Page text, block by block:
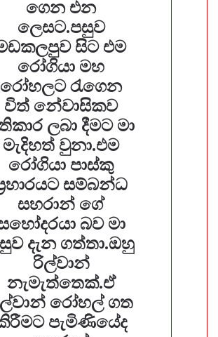
ගෙන එන
ලෙසට.පසුව
සිට එම
රෝගියා මහ
රෝහලට රැගෙන
විත් නේවාසිකව
ලබා දීමට මා
මැදිහත් වුනා.එම
රෝගියා පාස්කු
සම්බන්ධ
සහරාන් ගේ
බව මා
දැන ගත්තා.ඔහු
රිල්වාන්
නැමැත්තෙක්.ඒ
රෝහල් ගත
පැමිණියේද